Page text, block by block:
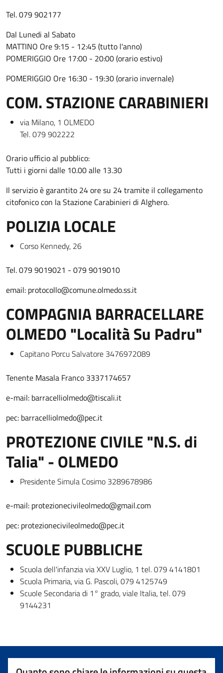
Tel. 079 902177
Dal Lunedi al Sabato
MATTINO Ore 9:15 - 12:45 (tutto l'anno)
POMERIGGIO Ore 17:00 - 20:00 (orario estivo)
POMERIGGIO Ore 16:30 - 19:30 (orario invernale)
COM. STAZIONE CARABINIERI
via Milano, 1 OLMEDO
Tel. 079 902222
Orario ufficio al pubblico:
Tutti i giorni dalle 10.00 alle 13.30
Il servizio è garantito 24 ore su 24 tramite il collegamento
citofonico con la Stazione Carabinieri di Alghero.
POLIZIA LOCALE
Corso Kennedy, 26
Tel. 079 9019021 - 079 9019010
email: protocollo@comune.olmedo.ss.it
COMPAGNIA BARRACELLARE
OLMEDO "Località Su Padru"
Capitano Porcu Salvatore 3476972089
Tenente Masala Franco 3337174657
e-mail: barracelliolmedo@tiscali.it
pec: barracelliolmedo@pec.it
PROTEZIONE CIVILE "N.S. di
Talia" - OLMEDO
Presidente Simula Cosimo 3289678986
e-mail: protezionecivileolmedo@gmail.com
pec: protezionecivileolmedo@pec.it
SCUOLE PUBBLICHE
Scuola dell'infanzia via XXV Luglio, 1 tel. 079 4141801
Scuola Primaria, via G. Pascoli, 079 4125749
Scuole Secondaria di 1° grado, viale Italia, tel. 079
9144231